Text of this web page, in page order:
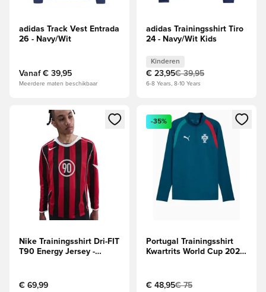
adidas Track Vest Entrada
26 - Navy/Wit
Vanaf € 39,95
Meerdere maten beschikbaar
adidas Trainingsshirt Tiro
24 - Navy/Wit Kids
Kinderen
€ 23,95€ 39,95
6-8 Years, 8-10 Years
Opent een venster om in te loggen of je aan te melden als
Nike Trainingsshirt Dri-FIT
T90 Energy Jersey -
€ 69,99
Opent een venster om in te
-35%
Portugal Trainingsshirt
Kwartrits World Cup 2026
€ 48,95€ 75